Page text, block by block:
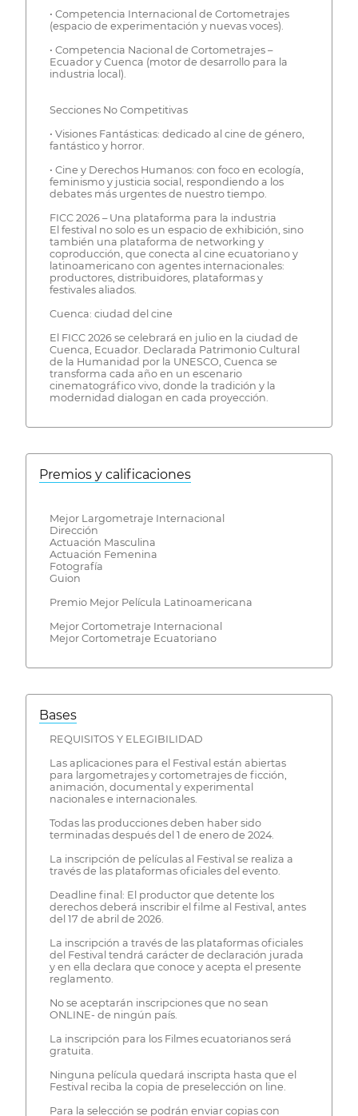
• Competencia Internacional de Cortometrajes
(espacio de experimentación y nuevas voces).
• Competencia Nacional de Cortometrajes –
Ecuador y Cuenca (motor de desarrollo para la
industria local).
Secciones No Competitivas
• Visiones Fantásticas: dedicado al cine de género,
fantástico y horror.
• Cine y Derechos Humanos: con foco en ecología,
feminismo y justicia social, respondiendo a los
debates más urgentes de nuestro tiempo.
FICC 2026 – Una plataforma para la industria
El festival no solo es un espacio de exhibición, sino
también una plataforma de networking y
coproducción, que conecta al cine ecuatoriano y
latinoamericano con agentes internacionales:
productores, distribuidores, plataformas y
festivales aliados.
Cuenca: ciudad del cine
El FICC 2026 se celebrará en julio en la ciudad de
Cuenca, Ecuador. Declarada Patrimonio Cultural
de la Humanidad por la UNESCO, Cuenca se
transforma cada año en un escenario
cinematográfico vivo, donde la tradición y la
modernidad dialogan en cada proyección.
Premios y calificaciones
Mejor Largometraje Internacional
Dirección
Actuación Masculina
Actuación Femenina
Fotografía
Guion
Premio Mejor Película Latinoamericana
Mejor Cortometraje Internacional
Mejor Cortometraje Ecuatoriano
Bases
REQUISITOS Y ELEGIBILIDAD
Las aplicaciones para el Festival están abiertas
para largometrajes y cortometrajes de ficción,
animación, documental y experimental
nacionales e internacionales.
Todas las producciones deben haber sido
terminadas después del 1 de enero de 2024.
La inscripción de películas al Festival se realiza a
través de las plataformas oficiales del evento.
Deadline final: El productor que detente los
derechos deberá inscribir el filme al Festival, antes
del 17 de abril de 2026.
La inscripción a través de las plataformas oficiales
del Festival tendrá carácter de declaración jurada
y en ella declara que conoce y acepta el presente
reglamento.
No se aceptarán inscripciones que no sean
ONLINE- de ningún país.
La inscripción para los Filmes ecuatorianos será
gratuita.
Ninguna película quedará inscripta hasta que el
Festival reciba la copia de preselección on line.
Para la selección se podrán enviar copias con